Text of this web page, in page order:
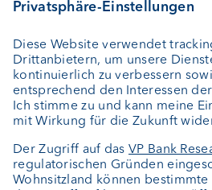
Vermögensplanung
Depotbank
Externer Vermögensverwalter
Private Label Fonds
Investment Consulting
Über uns
Portrait